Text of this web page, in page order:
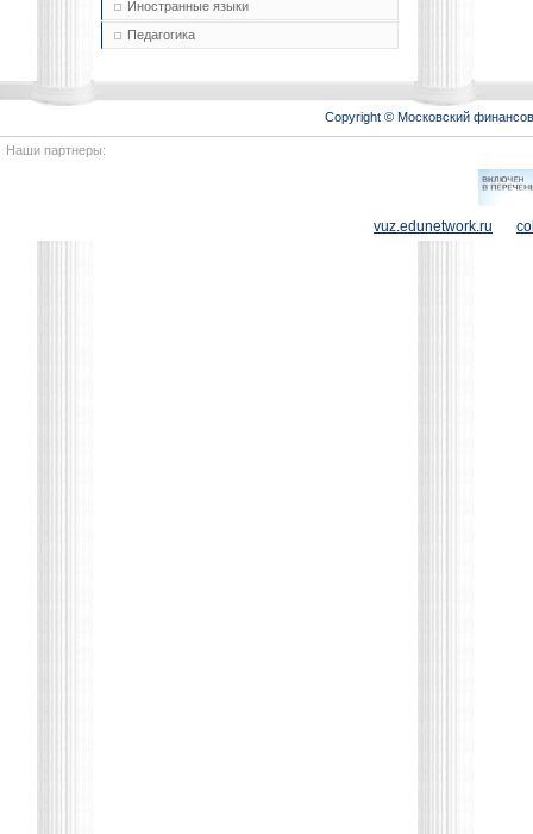
Иностранные языки
Педагогика
Copyright © Московский
Наши партнеры:
vuz.edunetwork.ru